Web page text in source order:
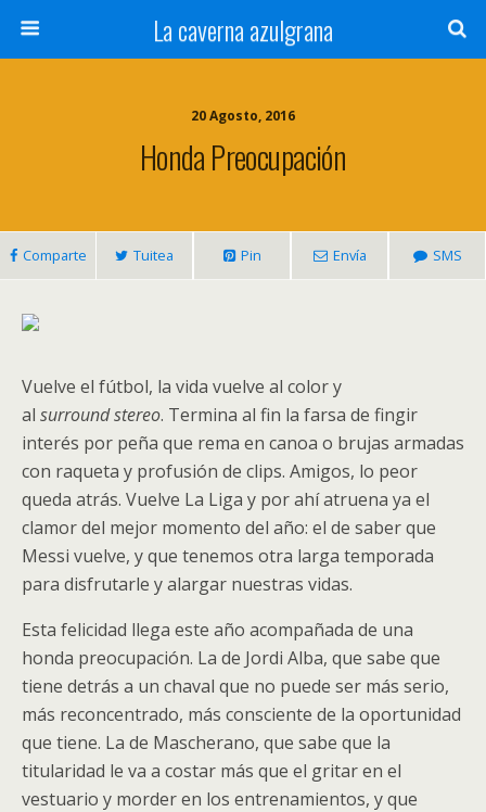
La caverna azulgrana
20 Agosto, 2016
Honda Preocupación
Comparte Tuitea Pin Envía SMS
Vuelve el fútbol, la vida vuelve al color y
al surround stereo. Termina al fin la farsa de fingir
interés por peña que rema en canoa o brujas armadas
con raqueta y profusión de clips. Amigos, lo peor
queda atrás. Vuelve La Liga y por ahí atruena ya el
clamor del mejor momento del año: el de saber que
Messi vuelve, y que tenemos otra larga temporada
para disfrutarle y alargar nuestras vidas.
Esta felicidad llega este año acompañada de una
honda preocupación. La de Jordi Alba, que sabe que
tiene detrás a un chaval que no puede ser más serio,
más reconcentrado, más consciente de la oportunidad
que tiene. La de Mascherano, que sabe que la
titularidad le va a costar más que el gritar en el
vestuario y morder en los entrenamientos, y que